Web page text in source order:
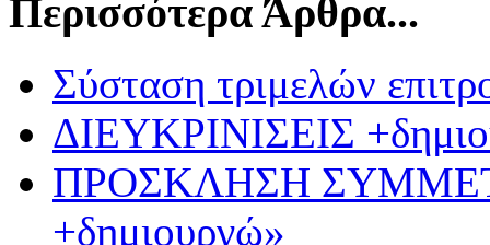
Περισσότερα Άρθρα...
Σύσταση τριμελών
ΔΙΕΥΚΡΙΝΙΣΕΙΣ
ΠΡΟΣΚΛΗΣΗ
+δημιουργώ»